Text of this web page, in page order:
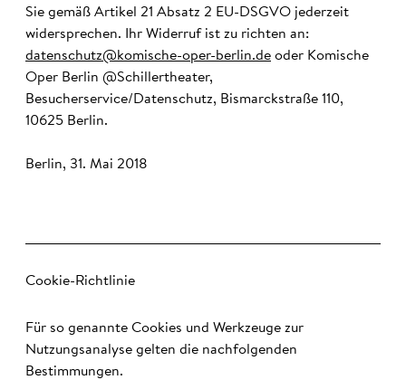
Sie gemäß Artikel 21 Absatz 2 EU-DSGVO jederzeit
widersprechen. Ihr Widerruf ist zu richten an:
datenschutz@komische-oper-berlin.de oder Komische
Oper Berlin @Schillertheater,
Besucherservice/Datenschutz, Bismarckstraße 110,
10625 Berlin.
Berlin, 31. Mai 2018
Cookie-Richtlinie
Für so genannte Cookies und Werkzeuge zur
Nutzungsanalyse gelten die nachfolgenden
Bestimmungen.